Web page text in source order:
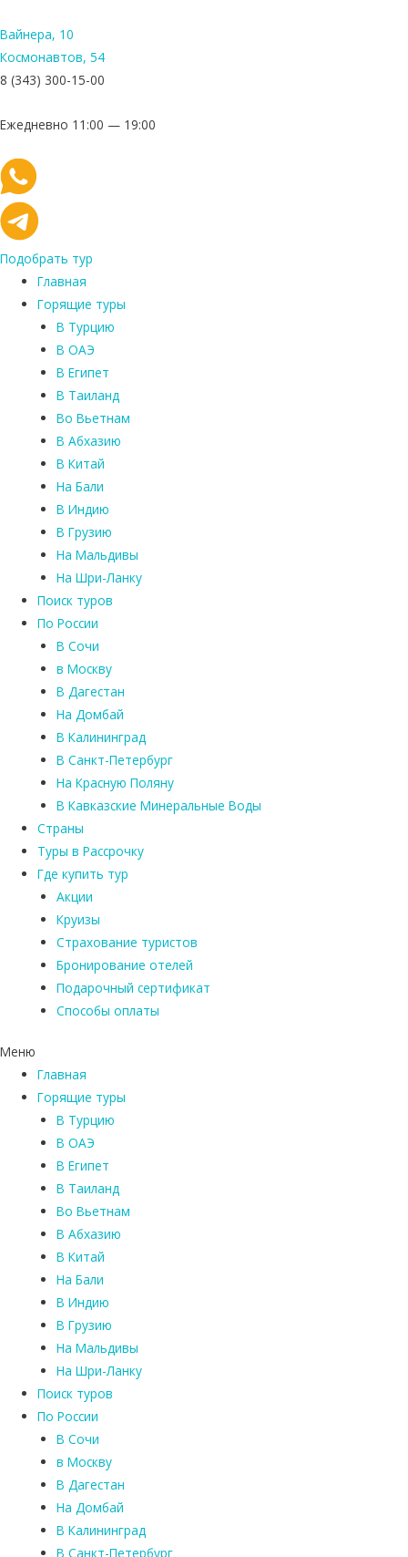
Вайнера, 10
Космонавтов, 54
8 (343) 300-15-00
Ежедневно 11:00 — 19:00
Подобрать тур
Главная
Горящие туры
В Турцию
В ОАЭ
В Египет
В Таиланд
Во Вьетнам
В Абхазию
В Китай
На Бали
В Индию
В Грузию
На Мальдивы
На Шри-Ланку
Поиск туров
По России
В Сочи
в Москву
В Дагестан
На Домбай
В Калининград
В Санкт-Петербург
На Красную Поляну
В Кавказские Минеральные Воды
Страны
Туры в Рассрочку
Где купить тур
Акции
Круизы
Страхование туристов
Бронирование отелей
Подарочный сертификат
Способы оплаты
Меню
Главная
Горящие туры
В Турцию
В ОАЭ
В Египет
В Таиланд
Во Вьетнам
В Абхазию
В Китай
На Бали
В Индию
В Грузию
На Мальдивы
На Шри-Ланку
Поиск туров
По России
В Сочи
в Москву
В Дагестан
На Домбай
В Калининград
В Санкт-Петербург